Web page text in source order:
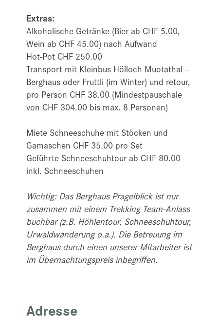
Extras:
Alkoholische Getränke (Bier ab CHF 5.00,
Wein ab CHF 45.00) nach Aufwand
Hot-Pot CHF 250.00
Transport mit Kleinbus Hölloch Muotathal –
Berghaus oder Fruttli (im Winter) und retour,
pro Person CHF 38.00 (Mindestpauschale
von CHF 304.00 bis max. 8 Personen)
Miete Schneeschuhe mit Stöcken und
Gamaschen CHF 35.00 pro Set
Geführte Schneeschuhtour ab CHF 80.00
inkl. Schneeschuhen
Wichtig: Das Berghaus Pragelblick ist nur
zusammen mit einem Trekking Team-Anlass
buchbar (z.B. Höhlentour, Schneeschuhtour,
Urwaldwanderung o.a.). Die Betreuung im
Berghaus durch einen unserer Mitarbeiter ist
im Übernachtungspreis inbegriffen.
Adresse